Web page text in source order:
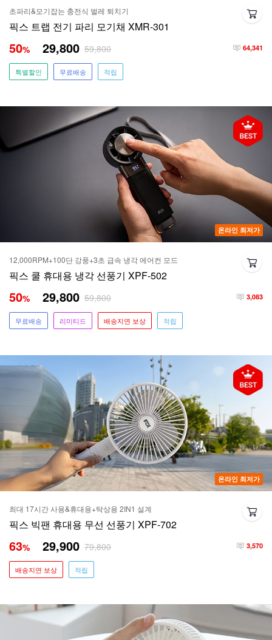
초파리&모기잡는 충전식 벌레 퇴치기
픽스 트랩 전기 파리 모기채 XMR-301
64,341
50% 29,800 59,800
특별할인 무료배송 적립
온라인 최저가
12,000RPM+100단 강풍+3초 급속 냉각 에어컨 모드
픽스 쿨 휴대용 냉각 선풍기 XPF-502
3,083
50% 29,800 59,800
무료배송 리미티드 배송지연 보상 적립
온라인 최저가
최대 17시간 사용&휴대용+탁상용 2IN1 설계
픽스 빅팬 휴대용 무선 선풍기 XPF-702
3,570
63% 29,900 79,800
배송지연 보상 적립